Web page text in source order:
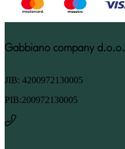
Gabbiano company d.o.o.
JIB: 4200972130005
PIB:200972130005